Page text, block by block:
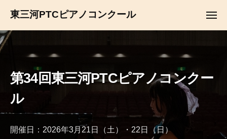
テ
ン
ッ
東三河PTCピアノコンクール
メ
第34回東三河PTCピアノコンクー
ル
開催日：2026年3月21日（土）・22日（日）
ー